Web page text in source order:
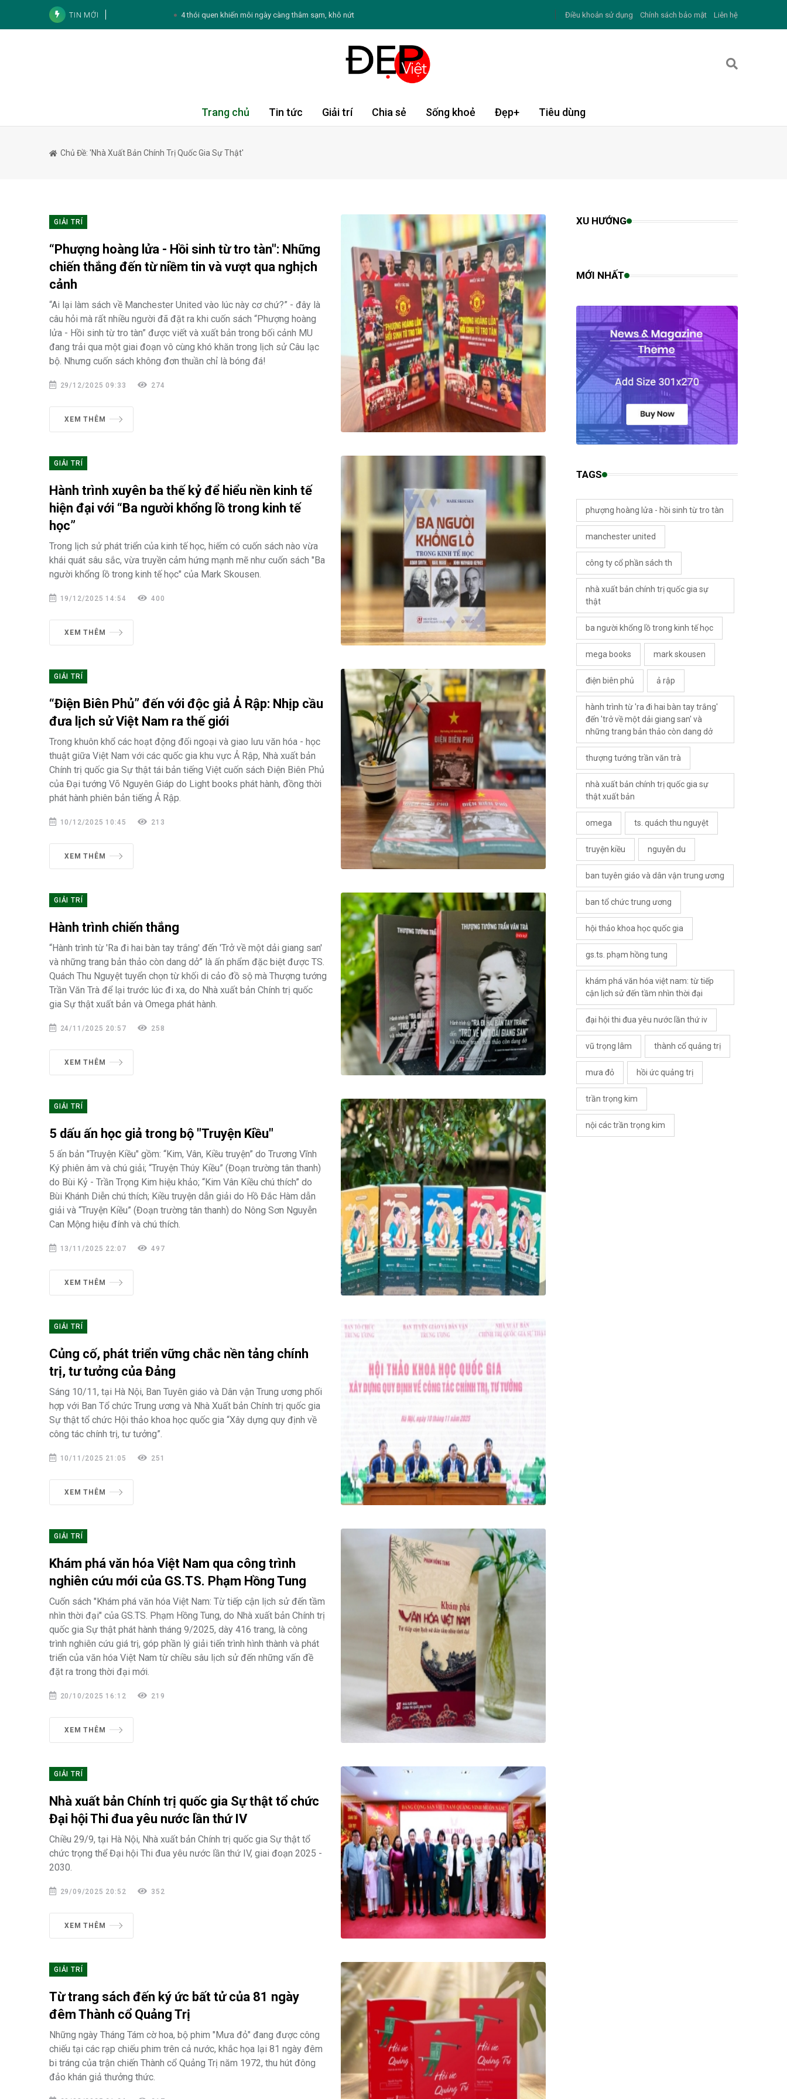
TIN MỚI 4 thói quen khiến môi ngày càng thâm sạm, khô nứt
4 cách sử dụng lá tía tô để chăm sóc sức khỏe và làn da đúng cách
Mai Phương Thúy vẫn luôn giữ sức hút đặc biệt trong lòng công chúng
Tử vi cá nhân hàng ngày 12 cung Hoàng Đạo thứ sáu ngày 7/8/2026: Song Tử sống động
Điều khoản sử dụng Chính sách bảo mật Liên hệ
Trang chủ Tin tức Giải trí Chia sẻ Sống khoẻ Đẹp+ Tiêu dùng
Chủ Đề: 'Nhà Xuất Bản Chính Trị Quốc Gia Sự Thật'
GIẢI TRÍ
“Phượng hoàng lửa - Hồi sinh từ tro tàn": Những
chiến thắng đến từ niềm tin và vượt qua nghịch
cảnh
“Ai lại làm sách về Manchester United vào lúc này cơ chứ?” - đây là
câu hỏi mà rất nhiều người đã đặt ra khi cuốn sách “Phượng hoàng
lửa - Hồi sinh từ tro tàn” được viết và xuất bản trong bối cảnh MU
đang trải qua một giai đoạn vô cùng khó khăn trong lịch sử Câu lạc
bộ. Nhưng cuốn sách không đơn thuần chỉ là bóng đá!
29/12/2025 09:33 274
XEM THÊM
GIẢI TRÍ
Hành trình xuyên ba thế kỷ để hiểu nền kinh tế
hiện đại với “Ba người khổng lồ trong kinh tế
học”
Trong lịch sử phát triển của kinh tế học, hiếm có cuốn sách nào vừa
khái quát sâu sắc, vừa truyền cảm hứng mạnh mẽ như cuốn sách "Ba
người khổng lồ trong kinh tế học" của Mark Skousen.
19/12/2025 14:54 400
XEM THÊM
GIẢI TRÍ
“Điện Biên Phủ” đến với độc giả Ả Rập: Nhịp cầu
đưa lịch sử Việt Nam ra thế giới
Trong khuôn khổ các hoạt động đối ngoại và giao lưu văn hóa - học
thuật giữa Việt Nam với các quốc gia khu vực Ả Rập, Nhà xuất bản
Chính trị quốc gia Sự thật tái bản tiếng Việt cuốn sách Điện Biên Phủ
của Đại tướng Võ Nguyên Giáp do Light books phát hành, đồng thời
phát hành phiên bản tiếng Ả Rập.
10/12/2025 10:45 213
XEM THÊM
GIẢI TRÍ
Hành trình chiến thắng
“Hành trình từ 'Ra đi hai bàn tay trắng' đến 'Trở về một dải giang san'
và những trang bản thảo còn dang dở” là ấn phẩm đặc biệt được TS.
Quách Thu Nguyệt tuyển chọn từ khối di cảo đồ sộ mà Thượng tướng
Trần Văn Trà để lại trước lúc đi xa, do Nhà xuất bản Chính trị quốc
gia Sự thật xuất bản và Omega phát hành.
24/11/2025 20:57 258
XEM THÊM
GIẢI TRÍ
5 dấu ấn học giả trong bộ "Truyện Kiều"
5 ấn bản "Truyện Kiều" gồm: “Kim, Vân, Kiều truyện” do Trương Vĩnh
Ký phiên âm và chú giải; “Truyện Thúy Kiều” (Đoạn trường tân thanh)
do Bùi Kỷ - Trần Trọng Kim hiệu khảo; “Kim Vân Kiều chú thích” do
Bùi Khánh Diễn chú thích; Kiều truyện dẫn giải do Hồ Đắc Hàm dẫn
giải và “Truyện Kiều” (Đoạn trường tân thanh) do Nông Sơn Nguyễn
Can Mộng hiệu đính và chú thích.
13/11/2025 22:07 497
XEM THÊM
GIẢI TRÍ
Củng cố, phát triển vững chắc nền tảng chính
trị, tư tưởng của Đảng
Sáng 10/11, tại Hà Nội, Ban Tuyên giáo và Dân vận Trung ương phối
hợp với Ban Tổ chức Trung ương và Nhà Xuất bản Chính trị quốc gia
Sự thật tổ chức Hội thảo khoa học quốc gia “Xây dựng quy định về
công tác chính trị, tư tưởng”.
10/11/2025 21:05 251
XEM THÊM
GIẢI TRÍ
Khám phá văn hóa Việt Nam qua công trình
nghiên cứu mới của GS.TS. Phạm Hồng Tung
Cuốn sách "Khám phá văn hóa Việt Nam: Từ tiếp cận lịch sử đến tầm
nhìn thời đại" của GS.TS. Phạm Hồng Tung, do Nhà xuất bản Chính trị
quốc gia Sự thật phát hành tháng 9/2025, dày 416 trang, là công
trình nghiên cứu giá trị, góp phần lý giải tiến trình hình thành và phát
triển của văn hóa Việt Nam từ chiều sâu lịch sử đến những vấn đề
đặt ra trong thời đại mới.
20/10/2025 16:12 219
XEM THÊM
GIẢI TRÍ
Nhà xuất bản Chính trị quốc gia Sự thật tổ chức
Đại hội Thi đua yêu nước lần thứ IV
Chiều 29/9, tại Hà Nội, Nhà xuất bản Chính trị quốc gia Sự thật tổ
chức trọng thể Đại hội Thi đua yêu nước lần thứ IV, giai đoạn 2025 -
2030.
29/09/2025 20:52 352
XEM THÊM
GIẢI TRÍ
Từ trang sách đến ký ức bất tử của 81 ngày
đêm Thành cổ Quảng Trị
Những ngày Tháng Tám cờ hoa, bộ phim "Mưa đỏ" đang được công
chiếu tại các rạp chiếu phim trên cả nước, khắc họa lại 81 ngày đêm
bi tráng của trận chiến Thành cổ Quảng Trị năm 1972, thu hút đông
đảo khán giả thưởng thức.
XU HƯỚNG
MỚI NHẤT
TAGS
phượng hoàng lửa - hồi sinh từ tro tàn
manchester united
công ty cổ phần sách th
nhà xuất bản chính trị quốc gia sự
thật
ba người khổng lồ trong kinh tế học
mega books mark skousen
điện biên phủ ả rập
hành trình từ 'ra đi hai bàn tay trắng'
đến 'trở về một dải giang san' và
những trang bản thảo còn dang dở
thượng tướng trần văn trà
nhà xuất bản chính trị quốc gia sự
thật xuất bản
omega ts. quách thu nguyệt
truyện kiều nguyễn du
ban tuyên giáo và dân vận trung ương
ban tổ chức trung ương
hội thảo khoa học quốc gia
gs.ts. phạm hồng tung
khám phá văn hóa việt nam: từ tiếp
cận lịch sử đến tầm nhìn thời đại
đại hội thi đua yêu nước lần thứ iv
vũ trọng lâm thành cổ quảng trị
mưa đỏ hồi ức quảng trị
trần trọng kim
nội các trần trọng kim